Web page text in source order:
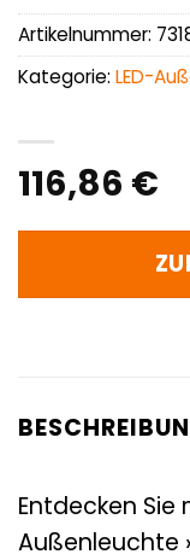
116,86 €
Artikelnummer:
Kategorie: LED-
Entdecken Sie
Außenleuchte